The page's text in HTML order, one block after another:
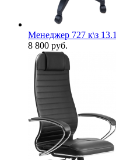
Менеджер 727 к\з 13.1
8 800 руб.